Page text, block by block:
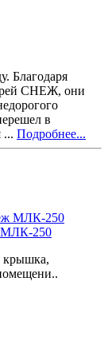
Благодаря
СНЕЖ, они
в
... Подробнее...
МЛК-250
крышка,